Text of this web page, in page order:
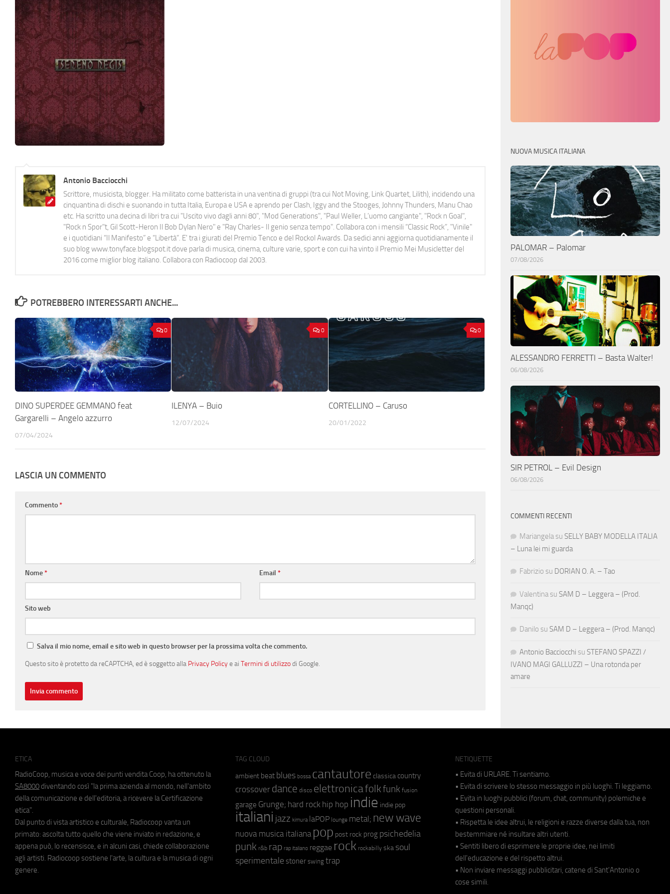
Antonio Bacciocchi
Scrittore, musicista, blogger. Ha militato come batterista in una ventina di gruppi (tra cui Not Moving, Link Quartet, Lilith), incidendo una
cinquantina di dischi e suonando in tutta Italia, Europa e USA e aprendo per Clash, Iggy and the Stooges, Johnny Thunders, Manu Chao
etc. Ha scritto una decina di libri tra cui "Uscito vivo dagli anni 80", "Mod Generations", "Paul Weller, L’uomo cangiante", "Rock n Goal",
"Rock n Spor"t, Gil Scott-Heron Il Bob Dylan Nero" e "Ray Charles- Il genio senza tempo". Collabora con i mensili “Classic Rock”, "Vinile"
e i quotidiani “Il Manifesto” e “Libertà”. E' tra i giurati del Premio Tenco e del Rockol Awards. Da sedici anni aggiorna quotidianamente il
suo blog www.tonyface.blogspot.it dove parla di musica, cinema, culture varie, sport e con cui ha vinto il Premio Mei Musicletter del
2016 come miglior blog italiano. Collabora con Radiocoop dal 2003.
POTREBBERO INTERESSARTI ANCHE...
0
DINO SUPERDEE GEMMANO feat
Gargarelli – Angelo azzurro
07/04/2024
0
ILENYA – Buio
12/07/2024
0
CORTELLINO – Caruso
20/01/2022
LASCIA UN COMMENTO
Commento*
Nome* Email*
Sito web
Salva il mio nome, email e sito web in questo browser per la prossima volta che commento.
Questo sito è protetto da reCAPTCHA, ed è soggetto alla Privacy Policye ai Termini di utilizzodi Google.
NUOVA MUSICA ITALIANA
PALOMAR – Palomar
07/08/2026
ALESSANDRO FERRETTI – Basta Walter!
06/08/2026
SIR PETROL – Evil Design
06/08/2026
COMMENTI RECENTI
Mariangela su SELLY BABY MODELLA ITALIA
– Luna lei mi guarda
Fabrizio su DORIAN O. A. – Tao
Valentina su SAM D – Leggera – (Prod.
Manqc)
Danilo su SAM D – Leggera – (Prod. Manqc)
Antonio Bacciocchi su STEFANO SPAZZI /
IVANO MAGI GALLUZZI – Una rotonda per
amare
ETICA
RadioCoop, musica e voce dei punti vendita Coop, ha ottenuto la
SA8000 diventando così "la prima azienda al mondo, nell'ambito
della comunicazione e dell'editoria, a ricevere la Certificazione
etica".
Dal punto di vista artistico e culturale, Radiocoop vanta un
primato: ascolta tutto quello che viene inviato in redazione, e
appena può, lo recensisce, e in alcuni casi, chiede collaborazione
agli artisti. Radiocoop sostiene l'arte, la cultura e la musica di ogni
genere.
TAG CLOUD
ambient beat blues bossa cantautore classica country
crossover dance disco elettronicafolkfunk fusion
garage Grunge; hard rock hip hop indie indie pop
italiani jazz kimura laPOP lounge metal; new wave
nuova musica italiana pop post rock prog psichedelia
punk r&b rap rap italiano reggae rock rockabilly ska soul
sperimentale stoner swing trap
NETIQUETTE
• Evita di URLARE. Ti sentiamo.
• Evita di scrivere lo stesso messaggio in più luoghi. Ti leggiamo.
• Evita in luoghi pubblici (forum, chat, community) polemiche e
questioni personali.
• Rispetta le idee altrui, le religioni e razze diverse dalla tua, non
bestemmiare né insultare altri utenti.
• Sentiti libero di esprimere le proprie idee, nei limiti
dell'educazione e del rispetto altrui.
• Non inviare messaggi pubblicitari, catene di Sant'Antonio o
cose simili.